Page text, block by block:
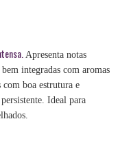
Apresenta notas
integradas com aromas
boa estrutura e
Ideal para